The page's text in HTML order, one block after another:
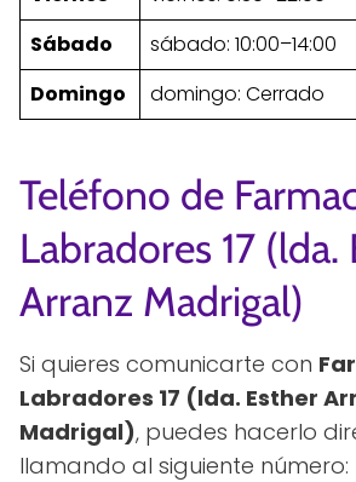
Sábado
sábado: 10:00–14:00
Domingo
domingo: Cerrado
Teléfono de
Labradores 17 (lda.
Arranz Madrigal)
Si quieres comunicarte con
Labradores 17 (lda. Esther
Madrigal), puedes hacerlo
llamando al siguiente número: